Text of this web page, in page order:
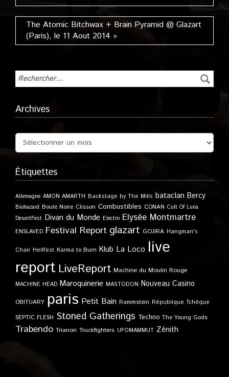
The Atomic Bitchwax + Brain Pyramid @ Glazart
(Paris), le 11 Aout 2014 »
Archives
Étiquettes
Allemagne AMON AMARTH Backstage by The Mills bataclan Bercy
Biohazard Boule Noire Clisson Combustibles CONAN Cult Of Luna
DesertFest Divan du Monde Electro Elysée Montmartre
ENSLAVED Festival Report glazart GOJIRA Hangman's
Chair Hellfest Karma to Burn Klub La Loco live
report LiveReport Machine du Moulin Rouge
MACHINE HEAD Maroquinerie MASTODON Nouveau Casino
OBITUARY paris Petit Bain Rammstein République Tchèque
SEPTIC FLESH Stoned Gatherings Techno The Young Gods
Trabendo Trianon Truckfighters UFOMAMMUT Zénith